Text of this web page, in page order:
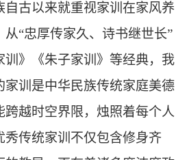
自古以来就重视家训在家风养
“忠厚传家久、诗书继世长”
训》《朱子家训》等经典，我
家训是中华民族传统家庭美德
跨越时空界限，烛照着每个人
秀传统家训不仅包含修身齐